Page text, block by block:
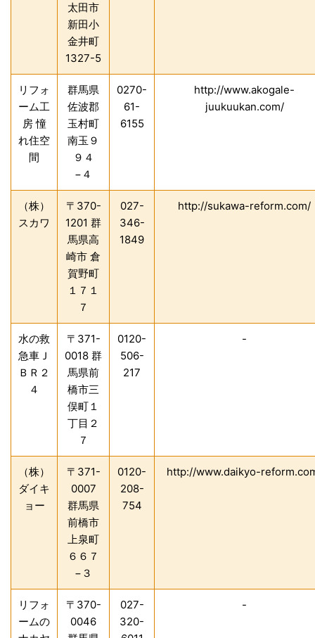
太田市
新田小
金井町
1327-5
リフォ
ーム工
房 憧
れ住空
間
群馬県
佐波郡
玉村町
南玉９
９４
−４
0270-
61-
6155
http://www.akogale-
juukuukan.com/
（株）
スカワ
〒370-
1201 群
馬県高
崎市 倉
賀野町
１７１
７
027-
346-
1849
http://sukawa-reform.com/
水の救
急車Ｊ
ＢＲ２
４
〒371-
0018 群
馬県前
橋市三
俣町１
丁目２
７
0120-
506-
217
-
（株）
ダイキ
ョー
〒371-
0007
群馬県
前橋市
上泉町
６６７
−３
0120-
208-
754
http://www.daikyo-
リフォ
ームの
〒370-
0046
027-
320-
-